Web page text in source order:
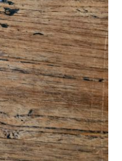
& opbouw
& opbouw